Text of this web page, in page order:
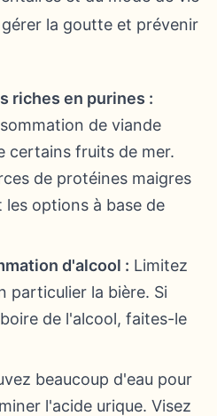
la goutte et prévenir
riches en purines :
de viande
certains fruits de mer.
de protéines maigres
les options à base de
d'alcool : Limitez
particulier la bière. Si
de l'alcool, faites-le
beaucoup d'eau pour
l'acide urique. Visez